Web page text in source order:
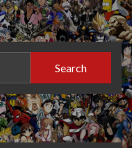
Search